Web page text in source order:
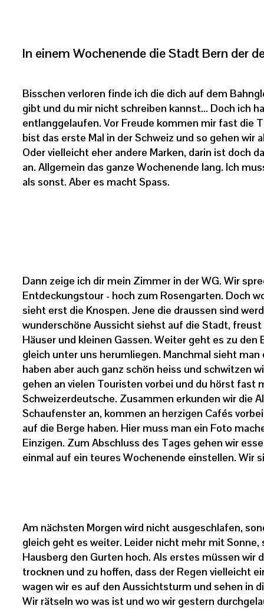
In einem Wochenende die Stadt Bern der
Bisschen verloren finde ich die dich auf dem
gibt und du mir nicht schreiben kannst… Doch ich
entlanggelaufen. Vor Freude kommen mir fast die
bist das erste Mal in der Schweiz und so gehen
Oder vielleicht eher andere Marken, darin ist doch
an. Allgemein das ganze Wochenende lang. Ich
als sonst. Aber es macht Spass.
Dann zeige ich dir mein Zimmer in der WG. Wir
Entdeckungstour - hoch zum Rosengarten. Doch
sieht erst die Knospen. Jene die draussen sind
wunderschöne Aussicht siehst auf die Stadt,
Häuser und kleinen Gassen. Weiter geht es zu
gleich unter uns herumliegen. Manchmal sieht
haben aber auch ganz schön heiss und schwitzen
gehen an vielen Touristen vorbei und du hörst fast
Schweizerdeutsche. Zusammen erkunden wir die
Schaufenster an, kommen an herzigen Cafés
auf die Berge haben. Hier muss man ein Foto
Einzigen. Zum Abschluss des Tages gehen wir
einmal auf ein teures Wochenende einstellen. Wir
Am nächsten Morgen wird nicht ausgeschlafen,
gleich geht es weiter. Leider nicht mehr mit
Hausberg den Gurten hoch. Als erstes müssen wir
trocknen und zu hoffen, dass der Regen vielleicht
wagen wir es auf den Aussichtsturm und sehen in
Wir rätseln wo was ist und wo wir gestern